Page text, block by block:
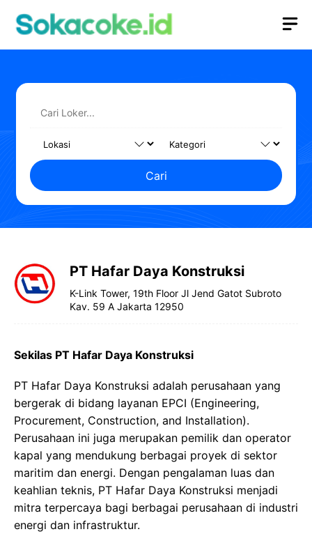
Cari
PT Hafar Daya Konstruksi
K-Link Tower, 19th Floor Jl Jend Gatot Subroto
Kav. 59 A Jakarta 12950
Sekilas PT Hafar Daya Konstruksi
PT Hafar Daya Konstruksi adalah perusahaan yang
bergerak di bidang layanan EPCI (Engineering,
Procurement, Construction, and Installation).
Perusahaan ini juga merupakan pemilik dan operator
kapal yang mendukung berbagai proyek di sektor
maritim dan energi. Dengan pengalaman luas dan
keahlian teknis, PT Hafar Daya Konstruksi menjadi
mitra terpercaya bagi berbagai perusahaan di industri
energi dan infrastruktur.